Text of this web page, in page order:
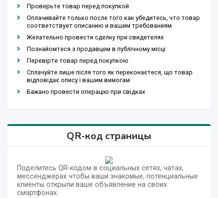
Проверьте товар перед покупкой
Оплачивайте только после того как убедитесь, что товар
соответствует описанию и вашим требованиям
Желательно провести сделку при свидетелях
Познайомтеся з продавцем в публічному місці
Перевірте товар перед покупкою
Сплачуйте лише після того як переконаєтеся, що товар
відповідає опису і вашим вимогам
Бажано провести операцію при свідках
QR-код страницы
Поделитесь QR-кодом в социальных сетях, чатах,
мессенджерах чтобы ваши знакомые, потенциальные
клиенты открыли ваше объявление на своих
смартфонах.